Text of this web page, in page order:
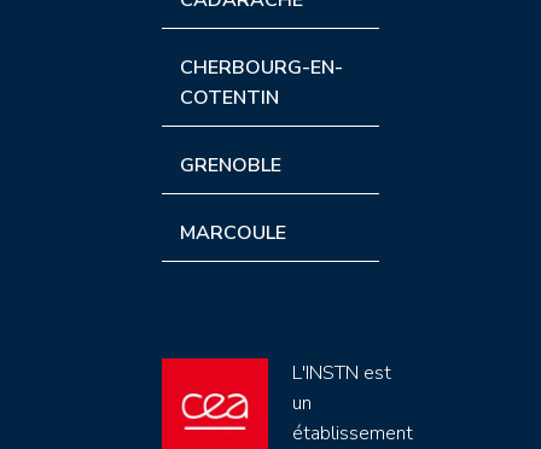
CHERBOURG-EN-
COTENTIN
GRENOBLE
MARCOULE
L'INSTN est
un
établissement